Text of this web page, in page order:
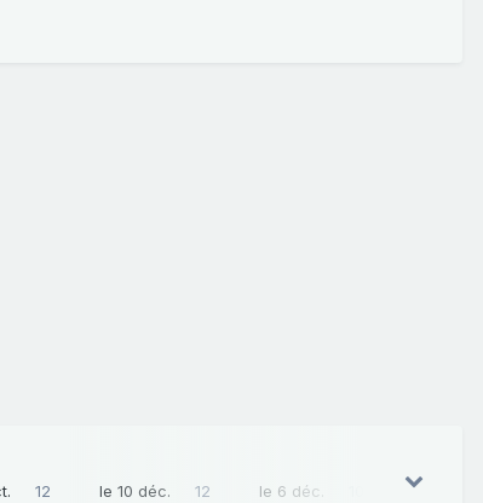
12 le 10 déc. 12 le 6 déc.